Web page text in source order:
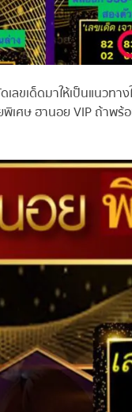
ขเด็ดมาให้เป็นแนวทาง
ษ ฮานอย VIP ถ้าพร้อ